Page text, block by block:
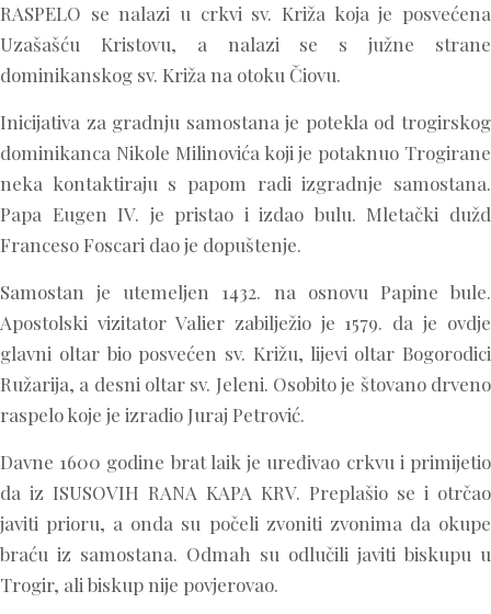
RASPELO se nalazi u crkvi sv. Križa koja je posvećena
Uzašašću Kristovu, a nalazi se s južne strane
dominikanskog sv. Križa na otoku Čiovu.
Inicijativa za gradnju samostana je potekla od trogirskog
dominikanca Nikole Milinovića koji je potaknuo Trogirane
neka kontaktiraju s papom radi izgradnje samostana.
Papa Eugen IV. je pristao i izdao bulu. Mletački dužd
Franceso Foscari dao je dopuštenje.
Samostan je utemeljen 1432. na osnovu Papine bule.
Apostolski vizitator Valier zabilježio je 1579. da je ovdje
glavni oltar bio posvećen sv. Križu, lijevi oltar Bogorodici
Ružarija, a desni oltar sv. Jeleni. Osobito je štovano drveno
raspelo koje je izradio Juraj Petrović.
Davne 1600 godine brat laik je uređivao crkvu i primijetio
da iz ISUSOVIH RANA KAPA KRV. Preplašio se i otrčao
javiti prioru, a onda su počeli zvoniti zvonima da okupe
braću iz samostana. Odmah su odlučili javiti biskupu u
Trogir, ali biskup nije povjerovao.